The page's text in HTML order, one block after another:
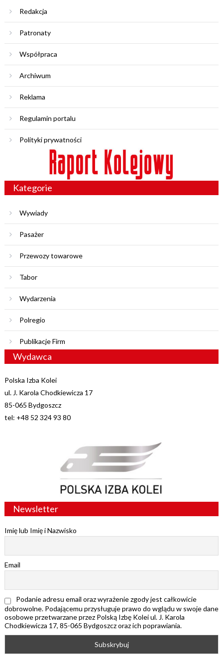
Redakcja
Patronaty
Współpraca
Archiwum
Reklama
Regulamin portalu
Polityki prywatności
Kategorie
Wywiady
Pasażer
Przewozy towarowe
Tabor
Wydarzenia
Polregio
Publikacje Firm
Wydawca
Polska Izba Kolei
ul. J. Karola Chodkiewicza 17
85-065 Bydgoszcz
tel: +48 52 324 93 80
Newsletter
Imię lub Imię i Nazwisko
Email
Podanie adresu email oraz wyrażenie zgody jest całkowicie
dobrowolne. Podającemu przysługuje prawo do wglądu w swoje dane
osobowe przetwarzane przez Polską Izbę Kolei ul. J. Karola
Chodkiewicza 17, 85-065 Bydgoszcz oraz ich poprawiania.